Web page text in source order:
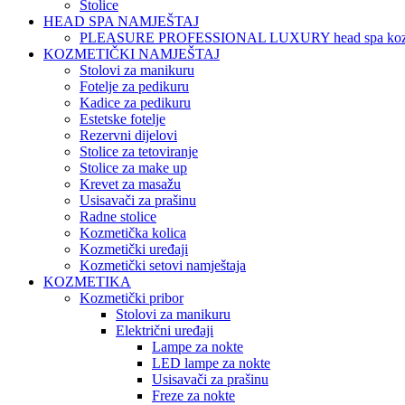
Stolice
HEAD SPA NAMJEŠTAJ
PLEASURE PROFESSIONAL LUXURY head spa
KOZMETIČKI NAMJEŠTAJ
Stolovi za manikuru
Fotelje za pedikuru
Kadice za pedikuru
Estetske fotelje
Rezervni dijelovi
Stolice za tetoviranje
Stolice za make up
Krevet za masažu
Usisavači za prašinu
Radne stolice
Kozmetička kolica
Kozmetički uređaji
Kozmetički setovi namještaja
KOZMETIKA
Kozmetički pribor
Stolovi za manikuru
Električni uređaji
Lampe za nokte
LED lampe za nokte
Usisavači za prašinu
Freze za nokte